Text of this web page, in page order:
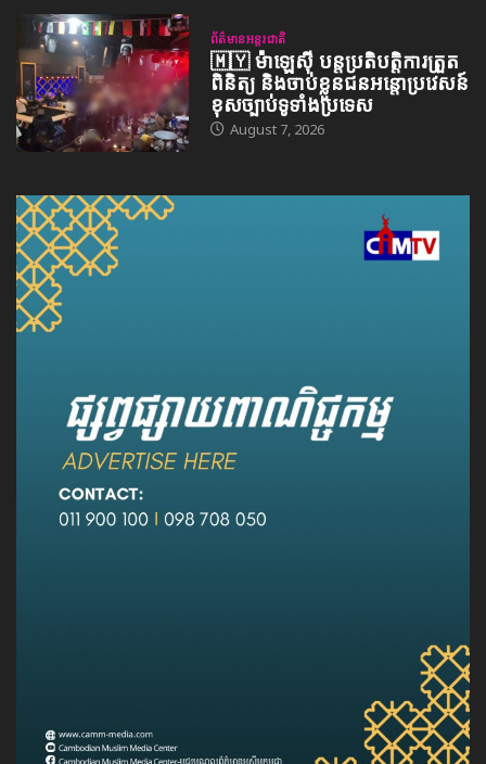
ព័ត៌មានអន្តរជាតិ
🇲🇾 ម៉ាឡេស៊ី បន្តប្រតិបត្តិការត្រួត
ពិនិត្យ និងចាប់ខ្លួនជនអន្តោប្រវេសន៍
ខុសច្បាប់ទូទាំងប្រទេស
August 7, 2026